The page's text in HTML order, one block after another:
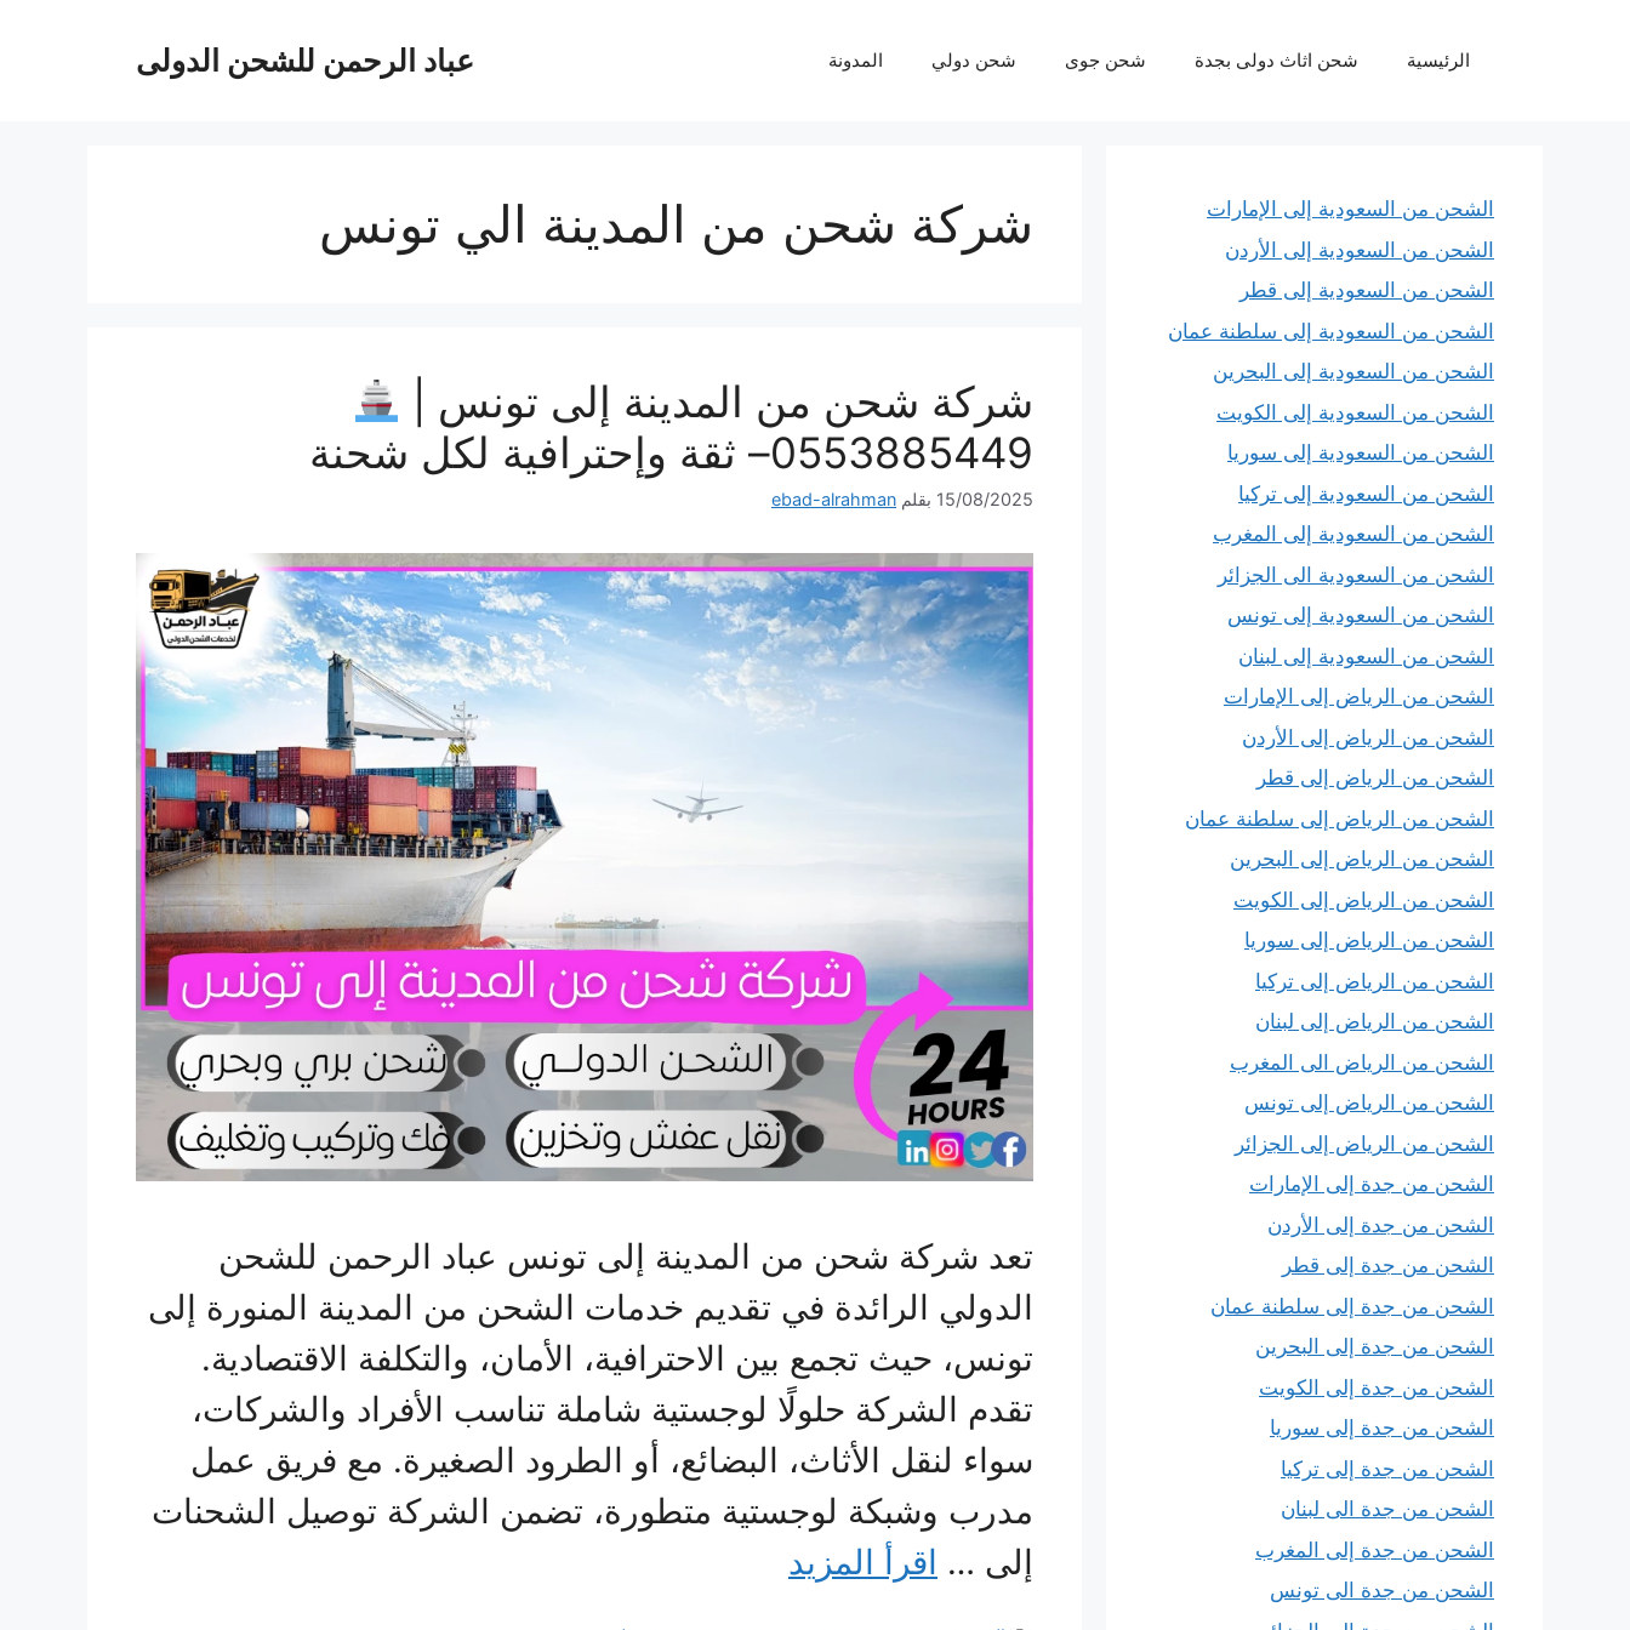
عباد الرحمن للشحن الدولى الرئيسية شحن اثاث دولى بجدة شحن جوى شحن دولي المدونة
شركة شحن من المدينة الي تونس
شركة شحن من المدينة إلى تونس |
0553885449– ثقة وإحترافية لكل شحنة
15/08/2025 بقلم ebad-alrahman
تعد شركة شحن من المدينة إلى تونس عباد الرحمن للشحن
الدولي الرائدة في تقديم خدمات الشحن من المدينة المنورة إلى
تونس، حيث تجمع بين الاحترافية، الأمان، والتكلفة الاقتصادية.
تقدم الشركة حلولًا لوجستية شاملة تناسب الأفراد والشركات،
سواء لنقل الأثاث، البضائع، أو الطرود الصغيرة. مع فريق عمل
مدرب وشبكة لوجستية متطورة، تضمن الشركة توصيل الشحنات
إلى … اقرأ المزيد
الشحن من السعودية إلى الإمارات
الشحن من السعودية إلى الأردن
الشحن من السعودية إلى قطر
الشحن من السعودية إلى سلطنة عمان
الشحن من السعودية إلى البحرين
الشحن من السعودية إلى الكويت
الشحن من السعودية إلى سوريا
الشحن من السعودية إلى تركيا
الشحن من السعودية إلى المغرب
الشحن من السعودية الى الجزائر
الشحن من السعودية إلى تونس
الشحن من السعودية إلى لبنان
الشحن من الرياض إلى الإمارات
الشحن من الرياض إلى الأردن
الشحن من الرياض إلى قطر
الشحن من الرياض إلى سلطنة عمان
الشحن من الرياض إلى البحرين
الشحن من الرياض إلى الكويت
الشحن من الرياض إلى سوريا
الشحن من الرياض إلى تركيا
الشحن من الرياض إلى لبنان
الشحن من الرياض الى المغرب
الشحن من الرياض إلى تونس
الشحن من الرياض إلى الجزائر
الشحن من جدة إلى الإمارات
الشحن من جدة إلى الأردن
الشحن من جدة إلى قطر
الشحن من جدة إلى سلطنة عمان
الشحن من جدة إلى البحرين
الشحن من جدة إلى الكويت
الشحن من جدة إلى سوريا
الشحن من جدة إلى تركيا
الشحن من جدة الى لبنان
الشحن من جدة إلى المغرب
الشحن من جدة الى تونس